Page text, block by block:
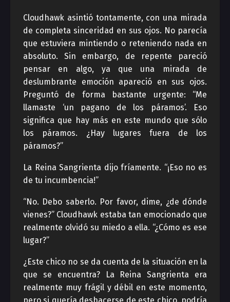
Cloudhawk asintió tontamente, con una mirada
de completa sinceridad en sus ojos. No parecía
que estuviera mintiendo o reteniendo nada en
absoluto. Sin embargo, de repente pareció
pensar en algo, ya que una mirada de
deslumbrante emoción apareció en sus ojos.
Preguntó de forma bastante urgente: “Me
llamaste ‘un pagano de los páramos’. Eso
significa que hay más en este mundo que sólo
los páramos. ¿Hay lugares fuera de los
páramos?”
La Reina Sangrienta dijo fríamente. “¡Eso no es
de tu incumbencia!”
“No. Debo saberlo. Por favor, dime, ¿de dónde
vienes?” Cloudhawk estaba tan emocionado que
realmente olvidó su miedo a ella. “¿Cómo es ese
lugar?”
¿Este chico no se da cuenta de la situación en la
que se encuentra? La Reina Sangrienta era
realmente muy frágil y débil en este momento,